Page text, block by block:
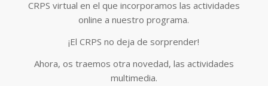
CRPS virtual en el que incorporamos las actividades
online a nuestro programa.
¡El CRPS no deja de sorprender!
Ahora, os traemos otra novedad, las actividades
multimedia.